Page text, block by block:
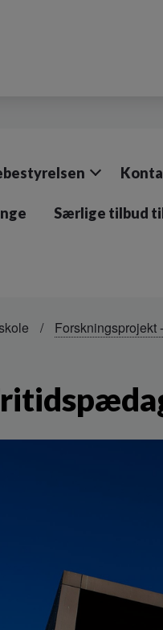
Særlige tilbud
Forskningsprojekt